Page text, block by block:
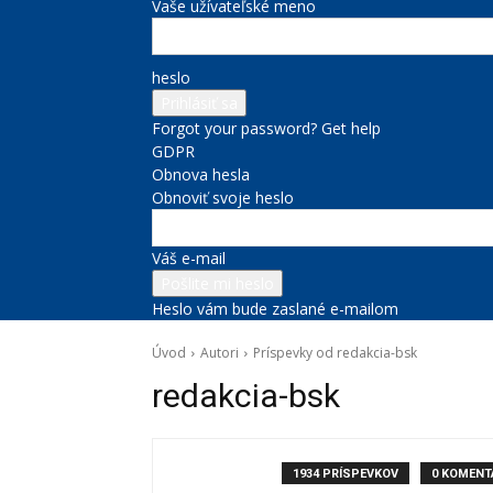
Vaše užívateľské meno
heslo
Forgot your password? Get help
GDPR
Obnova hesla
Obnoviť svoje heslo
Váš e-mail
Heslo vám bude zaslané e-mailom
Úvod Autori Príspevky od redakcia-bsk
redakcia-bsk
1934 PRÍSPEVKOV 0